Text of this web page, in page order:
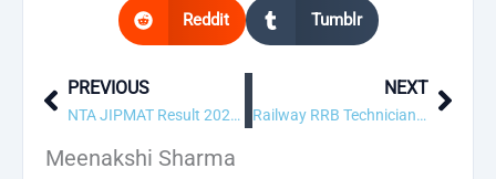
Reddit Tumblr
Prev
PREVIOUS
NTA JIPMAT Result 2026 – Out
NEXT
Railway RRB Technician Online Form 2026 (6557 Posts) Next
Meenakshi Sharma